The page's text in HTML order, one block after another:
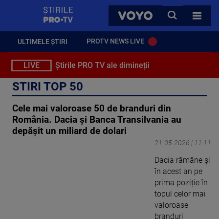
VOYO
CAUTA
TOATE
ULTIMELE ȘTIRI PROTV NEWS LIVE
LIVE Știrile PRO TV ale dimineții
STIRI TOP 50
Cele mai valoroase 50 de branduri din
România. Dacia și Banca Transilvania au
depășit un miliard de dolari
21-05-2026 | 11:11
Dacia rămâne și
în acest an pe
prima poziție în
topul celor mai
valoroase
branduri